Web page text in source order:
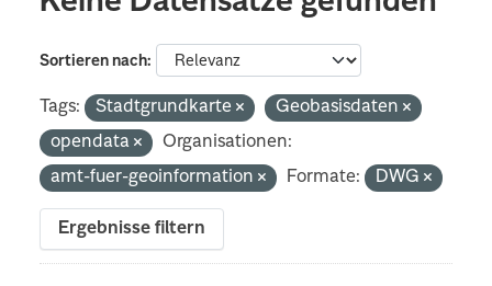
Sortieren nach
Tags: Stadtgrundkarte
Geobasisdaten
opendata
Organisationen:
amt-fuer-geoinformation
Formate: DWG
Ergebnisse filtern